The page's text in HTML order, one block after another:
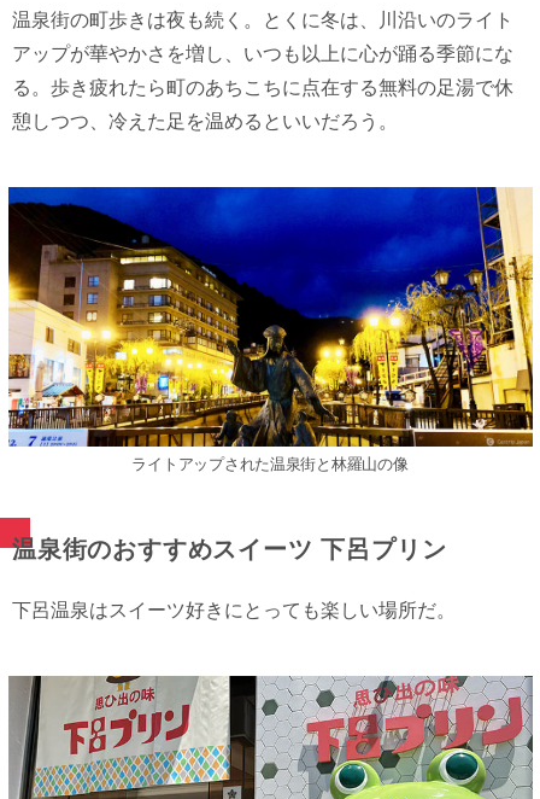
温泉街の町歩きは夜も続く。とくに冬は、川沿いのライト
アップが華やかさを増し、いつも以上に心が踊る季節にな
る。歩き疲れたら町のあちこちに点在する無料の足湯で休
憩しつつ、冷えた足を温めるといいだろう。
ライトアップされた温泉街と林羅山の像
温泉街のおすすめスイーツ 下呂プリン
下呂温泉はスイーツ好きにとっても楽しい場所だ。